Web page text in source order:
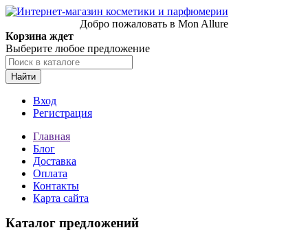
Добро пожаловать в Mon Allure
Корзина ждет
Выберите любое предложение
Найти
Вход
Регистрация
Главная
Блог
Доставка
Оплата
Контакты
Карта сайта
Каталог предложений